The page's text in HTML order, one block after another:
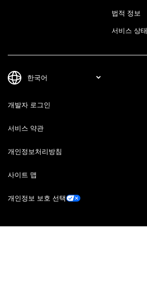
법적 정보
서비스 상태
개발자 로그인
서비스 약관
개인정보처리방침
사이트 맵
개인정보 보호 선택